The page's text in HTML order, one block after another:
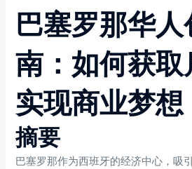
巴塞罗那华
南：如何获
实现商业梦想
摘要
巴塞罗那作为西班牙的经济中心，吸